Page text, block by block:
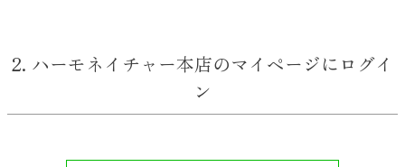
2. ハーモネイチャー本店のマイページにログイ
ン